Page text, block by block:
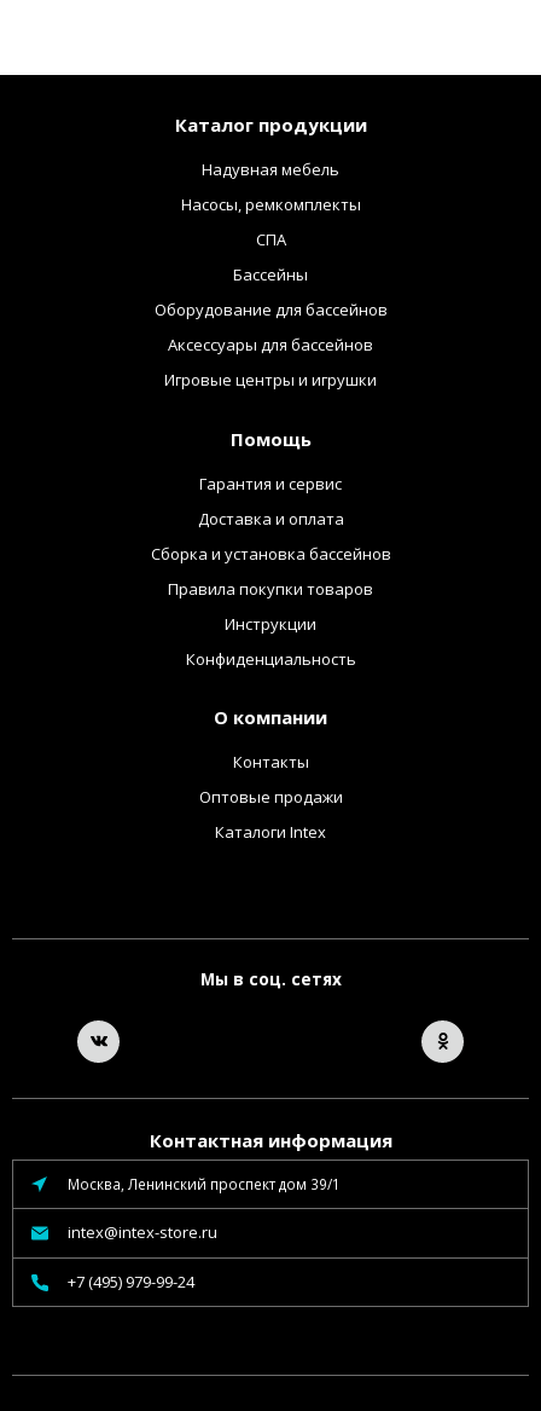
Каталог продукции
Надувная мебель
Насосы, ремкомплекты
СПА
Бассейны
Оборудование для бассейнов
Аксессуары для бассейнов
Игровые центры и игрушки
Помощь
Гарантия и сервис
Доставка и оплата
Сборка и установка бассейнов
Правила покупки товаров
Инструкции
Конфиденциальность
О компании
Контакты
Оптовые продажи
Каталоги Intex
Мы в соц. сетях
Контактная информация
Москва, Ленинский проспект дом 39/1
intex@intex-store.ru
+7 (495) 979-99-24